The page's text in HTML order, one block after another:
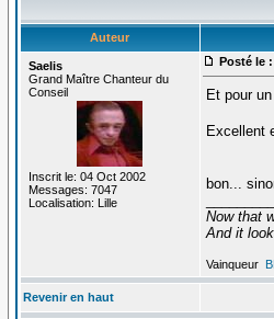
Auteur
Saelis
Grand Maître Chanteur du
Conseil
Inscrit le: 04 Oct 2002
Messages: 7047
Localisation: Lille
Posté le :
Et pour
Excellent
bon...
Now that
And it
Vainqueur
Revenir en haut